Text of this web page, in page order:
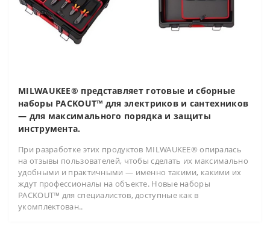
MILWAUKEE® представляет готовые и сборные
наборы PACKOUT™ для электриков и сантехников
— для максимального порядка и защиты
инструмента.
При разработке этих продуктов MILWAUKEE® опиралась
на отзывы пользователей, чтобы сделать их максимально
удобными и практичными — именно такими, какими их
ждут профессионалы на объекте. Новые наборы
PACKOUT™ для специалистов, доступные как в
укомплектован..